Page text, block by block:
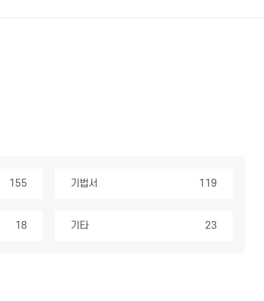
155 기법서 119
18 기타 23